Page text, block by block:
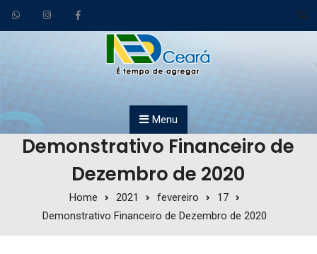
Skip to content
Menu
Demonstrativo Financeiro de
Dezembro de 2020
Home 2021 fevereiro
17
Demonstrativo Financeiro de Dezembro de 2020